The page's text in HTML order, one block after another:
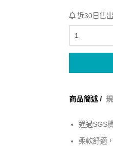
近30日售出
商品簡述 /
通過SGS
柔軟舒適